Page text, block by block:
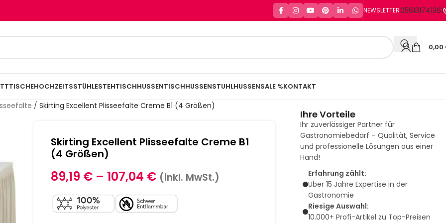
NEWSLETTER056131741361
0,00
HOCHZEITSSTÜHLESTEHTISCHHUSSENTISCHHUSSENSTUHLHUSSENSALE %KONTAKT
/ Skirting Excellent Plisseefalte Creme B1 (4 Größen)
Skirting Excellent Plisseefalte Creme B1
(4 Größen)
89,19 € –107,04 € (inkl. MwSt.)
Ihre Vorteile
Ihr zuverlässiger Partner für
Gastronomiebedarf – Qualität, Service
und professionelle Lösungen aus einer
Hand!
Erfahrung zählt:
Über 15 Jahre Expertise in der
Gastronomie
Riesige Auswahl:
10.000+ Profi-Artikel zu Top-Preisen